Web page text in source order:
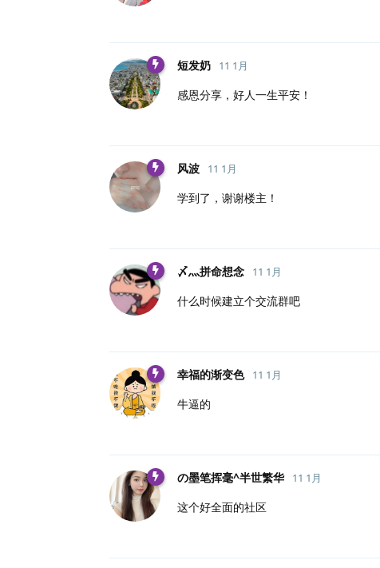
短发奶 11 1月
感恩分享，好人一生平安！
风波 11 1月
学到了，谢谢楼主！
〆灬拼命想念 11 1月
什么时候建立个交流群吧
幸福的渐变色 11 1月
牛逼的
の墨笔挥毫^半世繁华 11 1月
这个好全面的社区